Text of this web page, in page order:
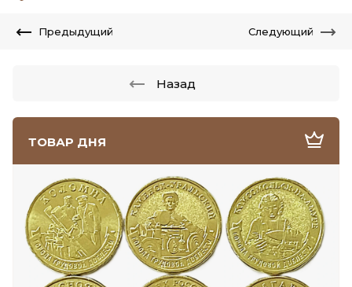
ТОВАР ДНЯ
Предыдущий Следующий
Назад